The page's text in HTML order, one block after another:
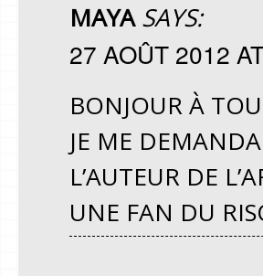
MAYA SAYS:
27 AOÛT 2012
BONJOUR À
JE ME
L’AUTEUR DE
UNE FAN DU